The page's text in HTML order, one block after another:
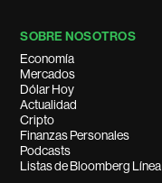
SOBRE NOSOTROS
Economía
Mercados
Dólar Hoy
Actualidad
Cripto
Finanzas Personales
Podcasts
Listas de Bloomberg Línea